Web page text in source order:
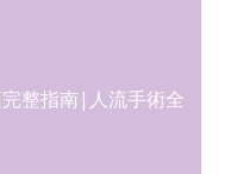
整指南|人流手術全